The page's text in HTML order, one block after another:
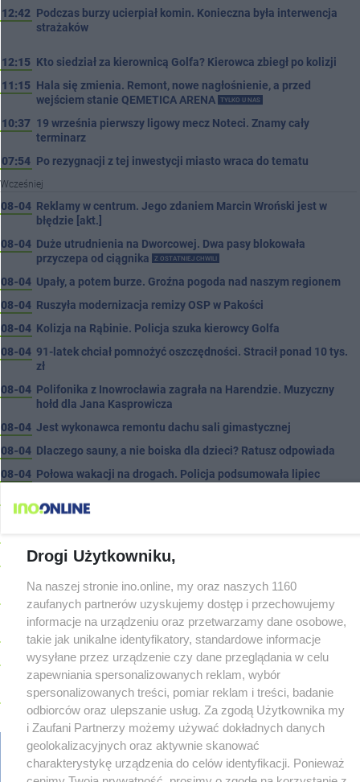
12:42 Podczas burzy ucierpiał komin. Konieczna była interwencja
strażaków
12:15 Kto siedział za kierownicą Golfa? Kierowca zbiegł po kolizji
11:15 Hala się zmienia. Remont, nowe nagłośnienie, a przed
wejściem stanie QEMETICA ARENA
TYLKO U NAS
10:37 19 września pierwszy ligowy mecz Noteci. Znamy cały
terminarz
07:54 Po rezygnacji z tej inwestycji miasto wraca do tematu
Wcześniej
08-04 Reklamy w centrum. Jego zdaniem Marcin Wroński jest w
błędzie [akt.]
08-04 Duże utrudnienia na Dworcowej. Dwa pasy blokowała
przyczepa od ciągnika
Z OSTATNIEJ CHWILI
08-04 Upały, a potem burze. Groźna pogoda nad naszym regionem
08-04 Ruszyła modernizacja remizy OSP w Pakości
08-04 Kolizja na Rąbinie. Policja szuka kierowcy Golfa
08-04 91-latek chciał pomnożyć oszczędności. Stracił ponad 10 tys.
zł
08-04 Polifonika z Inowrocławia zagrała na Harendzie. Muzyczny
hołd dla Jana Kasprowicza
08-04 Jest wykonawca remontu dachu sali gimastycznej
08-04 Dlaczego sauny, a nie boiska dla dzieci? Ratusz odpowiada
08-04 Połowa wakacji na drogach. Policja podsumowała lipiec
zajmijcie się gospodarką
08-03 Zarzut dla kierowcy Mercedesa po tragedii na Rąbinie
Sen o potędze. Nowy utwór rapera z Inowrocławia przeciwko
uzależnieniom
08-03
Widziałeś ten wypadek? Policja szuka świadków
08-03 Masowe kontrole na drogach. Cztery osoby prowadziły po
alkoholu
08-03 147 km/h zamiast 90. 29-latek stracił prawo jazdy na trzy
miesiące
08-03 Miasto wyjaśnia, dlaczego uschły drzewa w Solankach. Radny:
To nieprawda
08-03 Planujesz wizytę w szpitalu? Tego dnia poradnie będą
Drogi Użytkowniku,
Na naszej stronie ino.online, my oraz naszych 1160
zaufanych partnerów uzyskujemy dostęp i przechowujemy
informacje na urządzeniu oraz przetwarzamy dane osobowe,
takie jak unikalne identyfikatory, standardowe informacje
wysyłane przez urządzenie czy dane przeglądania w celu
zapewniania spersonalizowanych reklam, wybór
spersonalizowanych treści, pomiar reklam i treści, badanie
odbiorców oraz ulepszanie usług. Za zgodą Użytkownika my
i Zaufani Partnerzy możemy używać dokładnych danych
geolokalizacyjnych oraz aktywnie skanować
charakterystykę urządzenia do celów identyfikacji. Ponieważ